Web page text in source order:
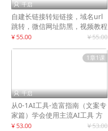
 千启
自建长链接转短链接，域名url
跳转，微信网址防黑，视频教程
手把手教你
¥ 55.00 ¥ 55.00
1章1课
 千启
从0-1AI工具-造富指南（文案专
家篇）学会使用主流AI工具 方
法和心法的融合
¥ 53.00 ¥ 53.00